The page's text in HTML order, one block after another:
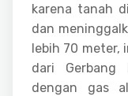
karena tanah
dan
lebih 70 meter,
dari Gerbang
dengan gas